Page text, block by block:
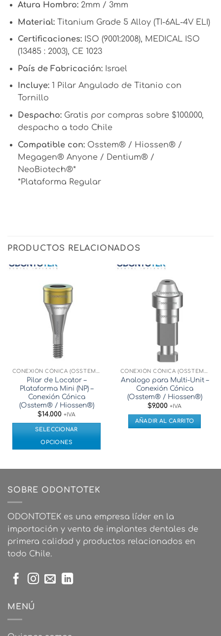
Atura Hombro:2mm / 3mm
Material:Titanium Grade 5 Alloy (TI-6AL-4V ELI)
Certificaciones:ISO (9001:2008), MEDICAL ISO
(13485 : 2003), CE 1023
País de Fabricación:Israel
Incluye:1 Pilar Angulado de Titanio con
Tornillo
Despacho:Gratis por compras sobre $100.000,
despacho a todo Chile
Compatible con:Osstem® / Hiossen® /
Megagen® Anyone / Dentium® /
NeoBiotech®*
*Plataforma Regular
PRODUCTOS RELACIONADOS
Pilar de Locator –
Plataforma Mini (NP) –
Conexión Cónica
(Osstem® / Hiossen®)
$14.000 +IVA
SELECCIONAR
OPCIONES
múltiples
opciones
se
pueden
página
Analogo para Multi-Unit –
Conexión Cónica
(Osstem® / Hiossen®)
$9.000 +IVA
AÑADIR AL CARRITO
SOBRE ODONTOTEK
ODONTOTEK es una empresa líder en la
importación y venta de implantes dentales de
primera calidad y productos relacionados en
todo Chile.
MENÚ